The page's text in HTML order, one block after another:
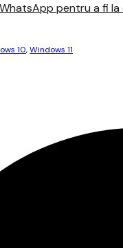
pentru a fi
10,Windows 11